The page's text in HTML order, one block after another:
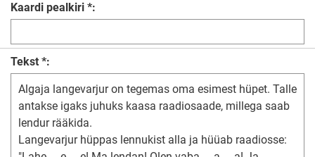
Kaardi pealkiri *:
Tekst *: